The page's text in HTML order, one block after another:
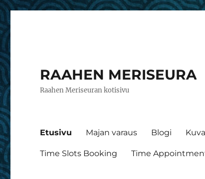
RAAHEN MERISEURA
Raahen Meriseuran kotisivu
Etusivu Majan varaus Blogi
Time Slots Booking Time